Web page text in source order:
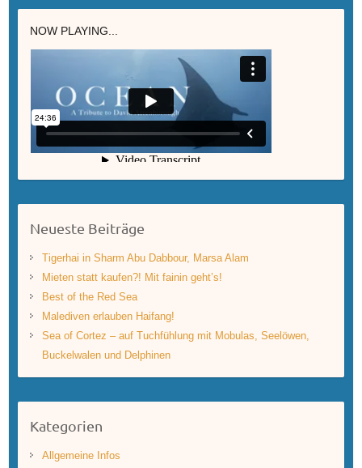
NOW PLAYING...
Neueste Beiträge
Tigerhai in Sharm Abu Dabbour, Marsa Alam
Mieten statt kaufen?! Mit fainin geht’s!
Best of the Red Sea
Malediven erlauben Haifang!
Sea of Cortez – auf Tuchfühlung mit Mobulas, Seelöwen,
Buckelwalen und Delphinen
Kategorien
Allgemeine Infos